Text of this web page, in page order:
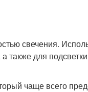
свечения.
также для
чаще всего